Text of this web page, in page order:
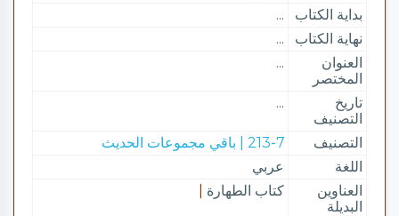
بداية الكتاب
...
نهاية الكتاب
...
العنوان
المختصر
...
تاريخ
التصنيف
...
التصنيف
213-7 | باقي مجموعات الحديث
اللغة
عربي
العناوين
البديلة
كتاب الطهارة